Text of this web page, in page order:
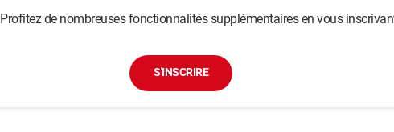
Profitez de nombreuses fonctionnalités supplémentaires en vous
S'INSCRIRE